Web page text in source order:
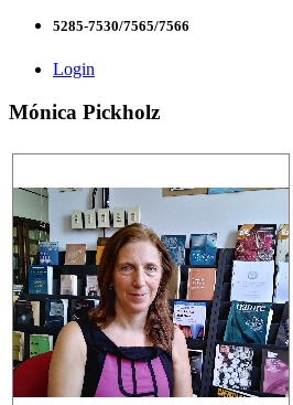
5285-7530/7565/7566
Login
Mónica Pickholz